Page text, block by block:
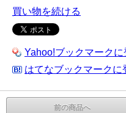
買い物を続ける
Yahoo!ブックマークに
はてなブックマークに
前の商品へ